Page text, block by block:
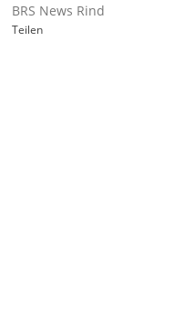
BRS News Rind
Teilen